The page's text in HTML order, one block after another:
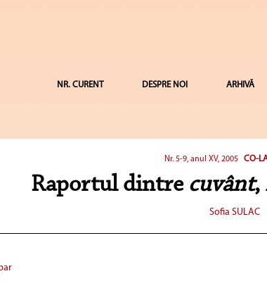
NR. CURENT DESPRE NOI ARHIVĂ
Nr. 5-9, anul XV, 2005 CO-
Raportul dintre cuvânt,
Sofia SULAC